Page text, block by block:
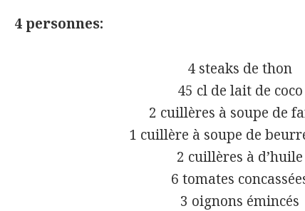
4 personnes:
4 steaks de thon
45 cl de lait de coco
2 cuillères à soupe de
1 cuillère à soupe de
2 cuillères à d’huile
6 tomates
3 oignons émincés